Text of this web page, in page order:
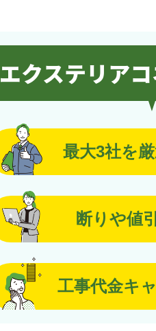
エクステリア
最大3社を
断りや値
工事代金キ